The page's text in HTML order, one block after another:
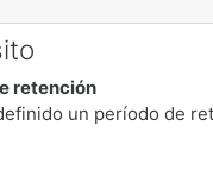
retención
un período de